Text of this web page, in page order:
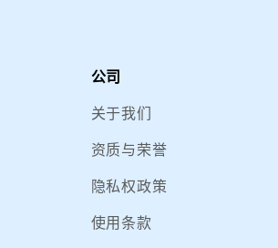
公司
关于我们
资质与荣誉
隐私权政策
使用条款